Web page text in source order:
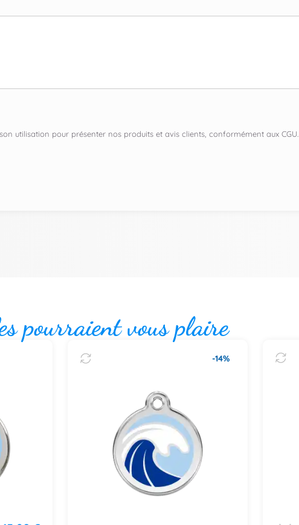
utilisation pour présenter nos produits et avis clients, conformément aux CGU.
pourraient vous plaire
-14%